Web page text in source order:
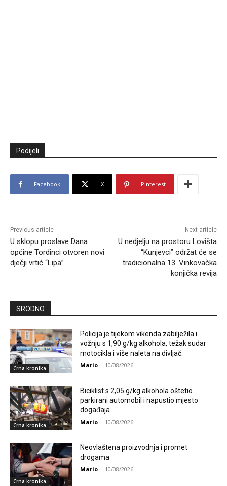
Podijeli
Facebook X Pinterest
Previous article
U sklopu proslave Dana
općine Tordinci otvoren novi
dječji vrtić “Lipa”
Next article
U nedjelju na prostoru Lovišta
“Kunjevci” održat će se
tradicionalna 13. Vinkovačka
konjička revija
SRODNO
Crna kronika
Policija je tijekom vikenda zabilježila i
vožnju s 1,90 g/kg alkohola, težak sudar
motocikla i više naleta na divljač.
Mario - 10/08/2026
Crna kronika
Biciklist s 2,05 g/kg alkohola oštetio
parkirani automobil i napustio mjesto
događaja.
Mario - 10/08/2026
Crna kronika
Neovlaštena proizvodnja i promet
drogama
Mario - 10/08/2026